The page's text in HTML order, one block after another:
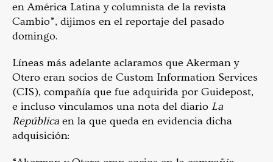
en América Latina y columnista de la revista
Cambio”, dijimos en el reportaje del pasado
domingo.
Líneas más adelante aclaramos que Akerman y
Otero eran socios de Custom Information Services
(CIS), compañía que fue adquirida por Guidepost,
e incluso vinculamos una nota del diario La
República en la que queda en evidencia dicha
adquisición: